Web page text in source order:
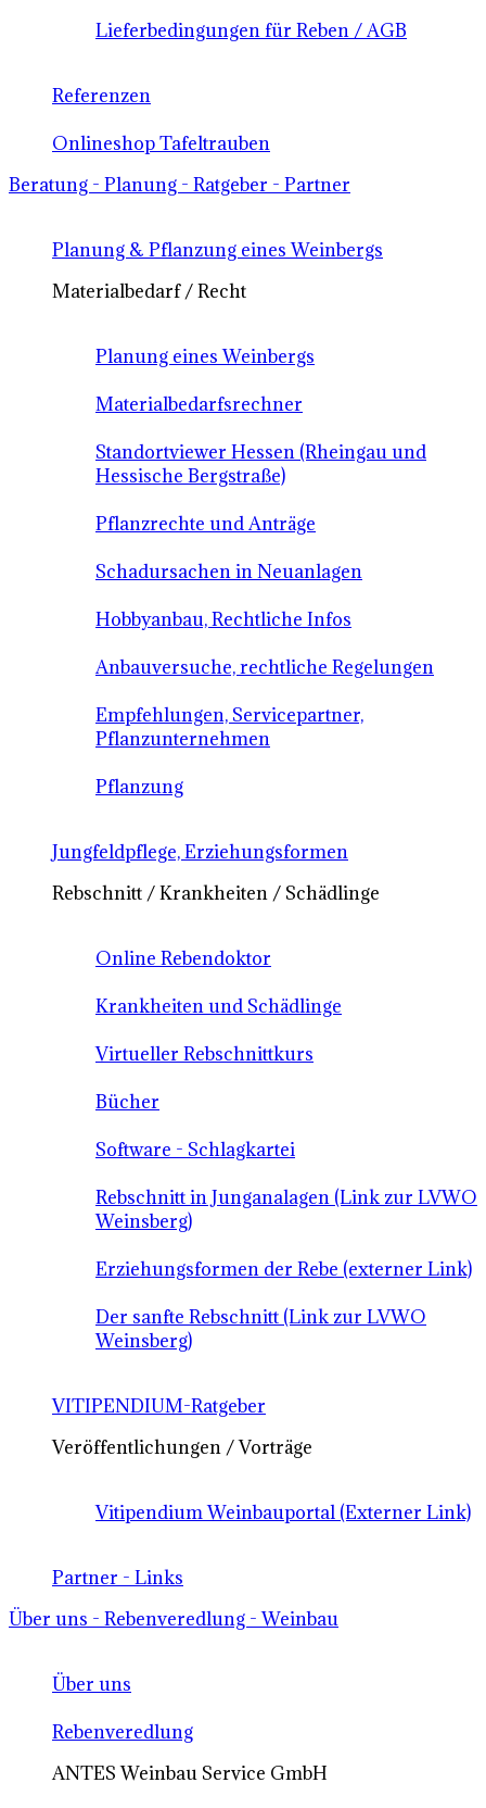
Lieferbedingungen für Reben / AGB
Referenzen
Onlineshop Tafeltrauben
Beratung - Planung - Ratgeber - Partner
Planung & Pflanzung eines Weinbergs
Materialbedarf / Recht
Planung eines Weinbergs
Materialbedarfsrechner
Standortviewer Hessen (Rheingau und
Hessische Bergstraße)
Pflanzrechte und Anträge
Schadursachen in Neuanlagen
Hobbyanbau, Rechtliche Infos
Anbauversuche, rechtliche Regelungen
Empfehlungen, Servicepartner,
Pflanzunternehmen
Pflanzung
Jungfeldpflege, Erziehungsformen
Rebschnitt / Krankheiten / Schädlinge
Online Rebendoktor
Krankheiten und Schädlinge
Virtueller Rebschnittkurs
Bücher
Software - Schlagkartei
Rebschnitt in Junganalagen (Link zur LVWO
Weinsberg)
Erziehungsformen der Rebe (externer Link)
Der sanfte Rebschnitt (Link zur LVWO
Weinsberg)
VITIPENDIUM-Ratgeber
Veröffentlichungen / Vorträge
Vitipendium Weinbauportal (Externer Link)
Partner - Links
Über uns - Rebenveredlung - Weinbau
Über uns
Rebenveredlung
ANTES Weinbau Service GmbH